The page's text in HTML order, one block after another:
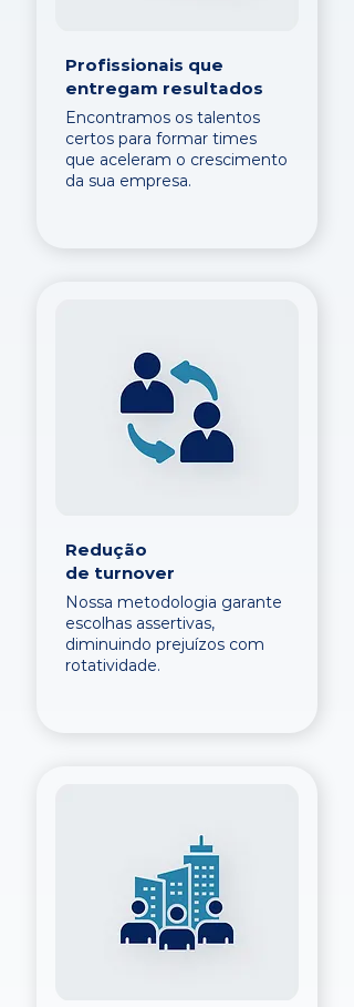
Profissionais que
entregam resultados
Encontramos os talentos
certos para formar times
que aceleram o crescimento
da sua empresa.
Redução
de turnover
Nossa metodologia garante
escolhas assertivas,
diminuindo prejuízos com
rotatividade.